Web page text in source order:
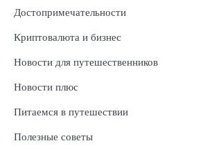
Достопримечательности
Криптовалюта и бизнес
Новости для путешественников
Новости плюс
Питаемся в путешествии
Полезные советы